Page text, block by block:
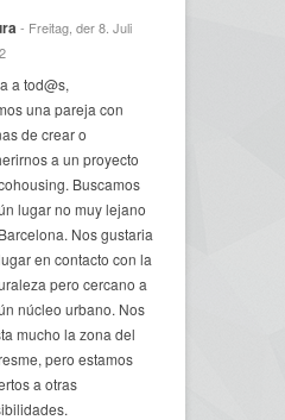
- Freitag, der 8. Juli
a tod@s,
una pareja con
de crear o
a un proyecto
Buscamos
lugar no muy lejano
Nos gustaria
en contacto con la
pero cercano a
núcleo urbano. Nos
mucho la zona del
pero estamos
a otras